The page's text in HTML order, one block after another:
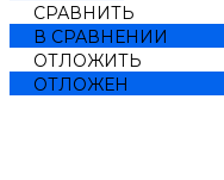
СРАВНИТЬ
В СРАВНЕНИИ
ОТЛОЖИТЬ
ОТЛОЖЕН